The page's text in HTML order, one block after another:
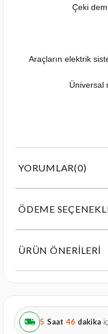
Çeki
Araçların elektrik
Üniversal
YORUMLAR(0)
ÖDEME
ÜRÜN ÖNERILERI
5 Saat 46 dakika